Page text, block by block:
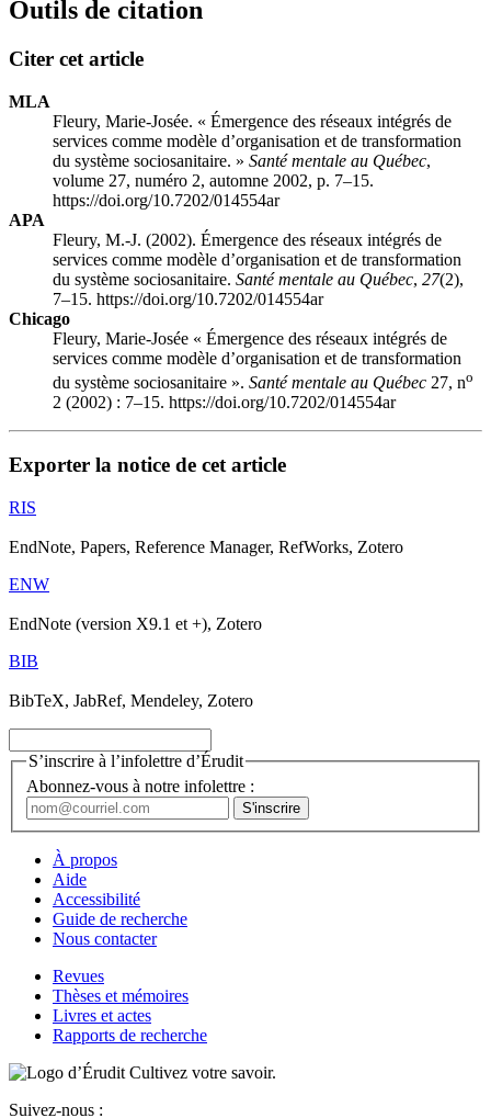
Outils de citation
Citer cet article
MLA
Fleury, Marie-Josée. « Émergence des réseaux intégrés de
services comme modèle d’organisation et de transformation
du système sociosanitaire. » Santé mentale au Québec,
volume 27, numéro 2, automne 2002, p. 7–15.
https://doi.org/10.7202/014554ar
APA
Fleury, M.-J. (2002). Émergence des réseaux intégrés de
services comme modèle d’organisation et de transformation
du système sociosanitaire. Santé mentale au Québec, 27(2),
7–15. https://doi.org/10.7202/014554ar
Chicago
Fleury, Marie-Josée « Émergence des réseaux intégrés de
services comme modèle d’organisation et de transformation
du système sociosanitaire ». Santé mentale au Québec 27, no
2 (2002) : 7–15. https://doi.org/10.7202/014554ar
Exporter la notice de cet article
RIS
EndNote, Papers, Reference Manager, RefWorks, Zotero
ENW
EndNote (version X9.1 et +), Zotero
BIB
BibTeX, JabRef, Mendeley, Zotero
S’inscrire à l’infolettre d’Érudit
Abonnez-vous à notre infolettre :
À propos
Aide
Accessibilité
Guide de recherche
Nous contacter
Revues
Thèses et mémoires
Livres et actes
Rapports de recherche
Cultivez votre savoir.
Suivez-nous :